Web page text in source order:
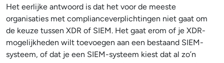
Het eerlijke antwoord is dat het voor de meeste
organisaties met complianceverplichtingen niet gaat om
de keuze tussen XDR of SIEM. Het gaat erom of je XDR-
mogelijkheden wilt toevoegen aan een bestaand SIEM-
systeem, of dat je een SIEM-systeem kiest dat al zo’n